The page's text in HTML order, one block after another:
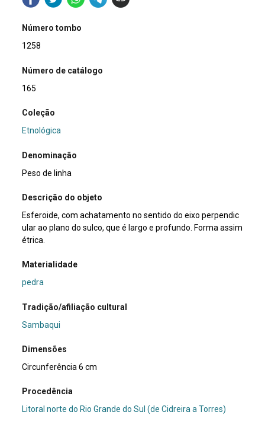
Número tombo
1258
Número de catálogo
165
Coleção
Etnológica
Denominação
Peso de linha
Descrição do objeto
Esferoide, com achatamento no sentido do eixo perpendic
ular ao plano do sulco, que é largo e profundo. Forma assim
étrica.
Materialidade
pedra
Tradição/afiliação cultural
Sambaqui
Dimensões
Circunferência 6 cm
Procedência
Litoral norte do Rio Grande do Sul (de Cidreira a Torres)